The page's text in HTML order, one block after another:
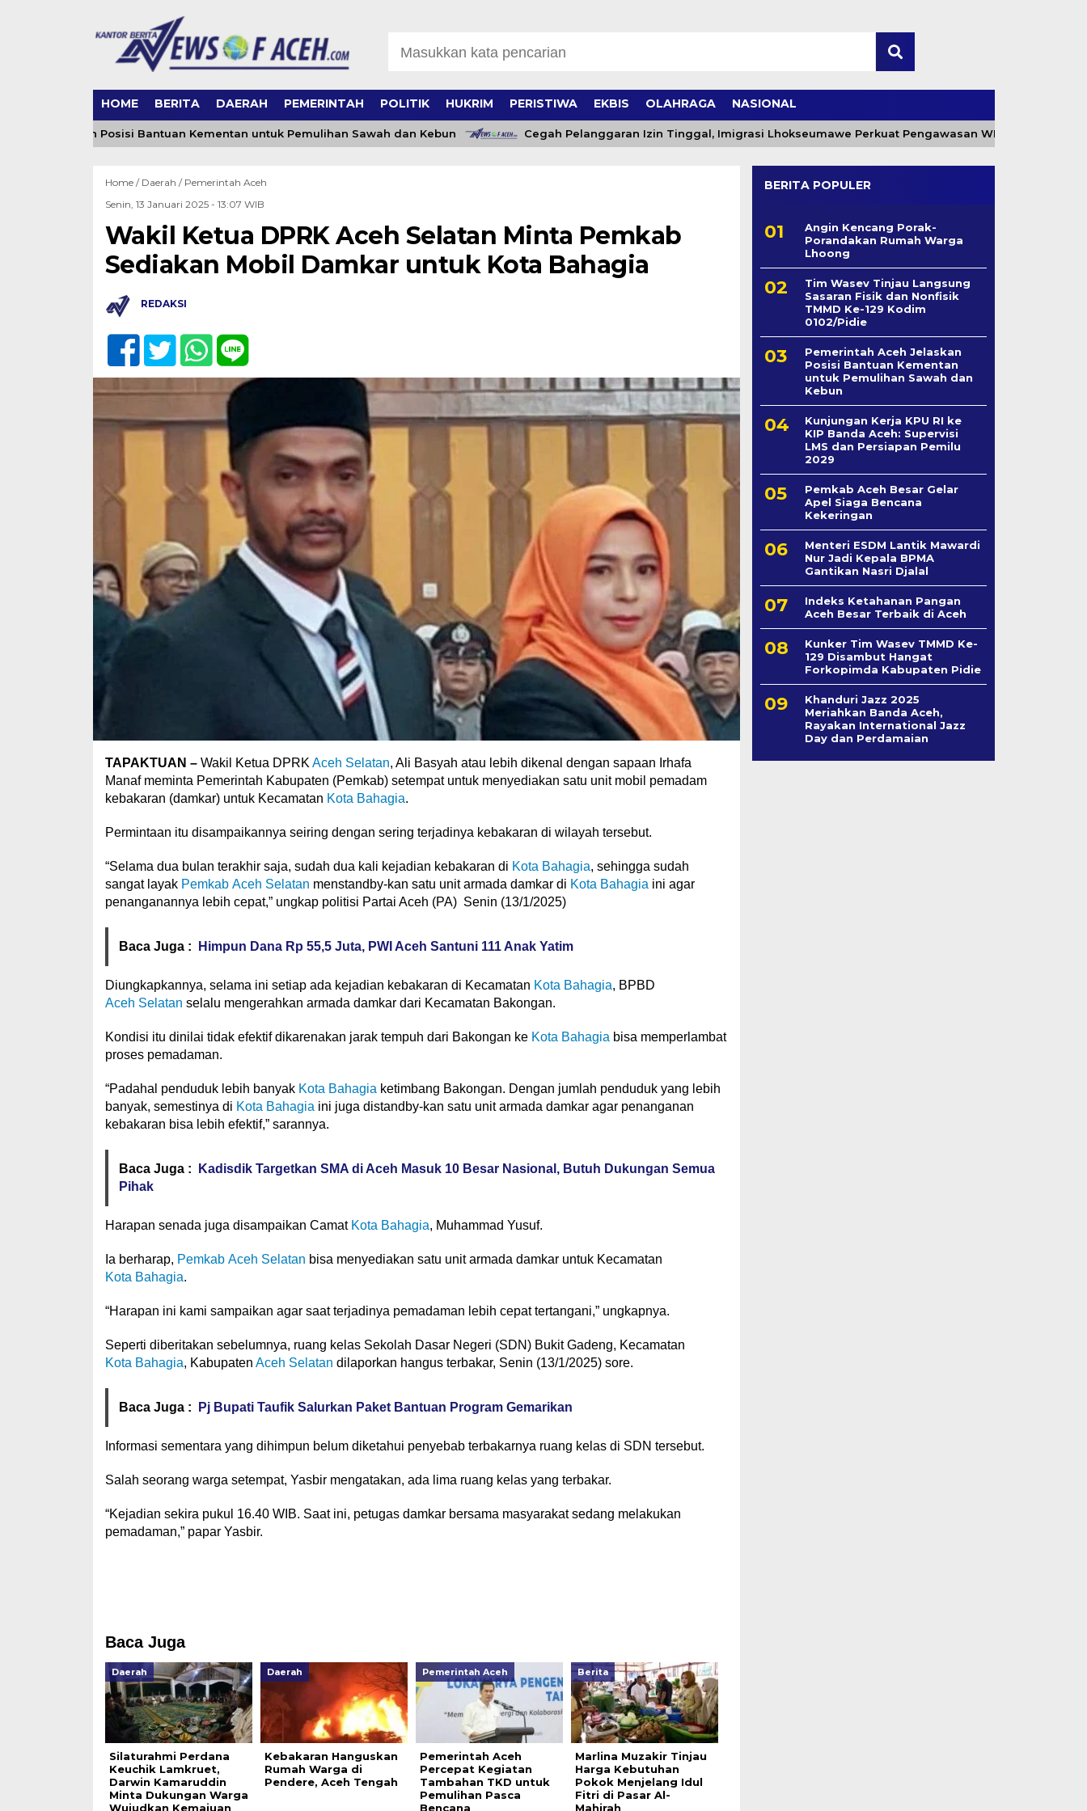
HOME BERITA DAERAH PEMERINTAH POLITIK HUKRIM PERISTIWA EKBIS OLAHRAGA NASIONAL
Jelaskan Posisi Bantuan Kementan untuk Pemulihan Sawah dan Kebun Cegah Pelanggaran Izin Tinggal, Imigrasi Lhokseumawe Perkuat Pengawasan WNA Lewat Timpora
Home / Daerah / Pemerintah Aceh
Senin, 13 Januari 2025 - 13:07 WIB
Wakil Ketua DPRK Aceh Selatan Minta Pemkab
Sediakan Mobil Damkar untuk Kota Bahagia
REDAKSI
TAPAKTUAN –Wakil Ketua DPRK Aceh Selatan, Ali Basyah atau lebih dikenal dengan sapaan Irhafa
Manaf meminta Pemerintah Kabupaten (Pemkab) setempat untuk menyediakan satu unit mobil pemadam
kebakaran (damkar) untuk Kecamatan Kota Bahagia.
Permintaan itu disampaikannya seiring dengan sering terjadinya kebakaran di wilayah tersebut.
“Selama dua bulan terakhir saja, sudah dua kali kejadian kebakaran di Kota Bahagia, sehingga sudah
sangat layak Pemkab Aceh Selatan menstandby-kan satu unit armada damkar di Kota Bahagia ini agar
penanganannya lebih cepat,” ungkap politisi Partai Aceh (PA) Senin (13/1/2025)
Baca Juga : Himpun Dana Rp 55,5 Juta, PWI Aceh Santuni 111 Anak Yatim
Diungkapkannya, selama ini setiap ada kejadian kebakaran di Kecamatan Kota Bahagia, BPBD
Aceh Selatan selalu mengerahkan armada damkar dari Kecamatan Bakongan.
Kondisi itu dinilai tidak efektif dikarenakan jarak tempuh dari Bakongan ke Kota Bahagia bisa memperlambat
proses pemadaman.
“Padahal penduduk lebih banyak Kota Bahagia ketimbang Bakongan. Dengan jumlah penduduk yang lebih
banyak, semestinya di Kota Bahagia ini juga distandby-kan satu unit armada damkar agar penanganan
kebakaran bisa lebih efektif,” sarannya.
Baca Juga :
Kadisdik Targetkan SMA di Aceh Masuk 10 Besar Nasional, Butuh Dukungan Semua
Pihak
Harapan senada juga disampaikan Camat Kota Bahagia, Muhammad Yusuf.
Ia berharap, Pemkab Aceh Selatan bisa menyediakan satu unit armada damkar untuk Kecamatan
Kota Bahagia.
“Harapan ini kami sampaikan agar saat terjadinya pemadaman lebih cepat tertangani,” ungkapnya.
Seperti diberitakan sebelumnya, ruang kelas Sekolah Dasar Negeri (SDN) Bukit Gadeng, Kecamatan
Kota Bahagia, Kabupaten Aceh Selatan dilaporkan hangus terbakar, Senin (13/1/2025) sore.
Baca Juga : Pj Bupati Taufik Salurkan Paket Bantuan Program Gemarikan
Informasi sementara yang dihimpun belum diketahui penyebab terbakarnya ruang kelas di SDN tersebut.
Salah seorang warga setempat, Yasbir mengatakan, ada lima ruang kelas yang terbakar.
“Kejadian sekira pukul 16.40 WIB. Saat ini, petugas damkar bersama masyarakat sedang melakukan
pemadaman,” papar Yasbir.
Baca Juga
Daerah
Silaturahmi Perdana
Keuchik Lamkruet,
Darwin Kamaruddin
Minta Dukungan Warga
Wujudkan Kemajuan
Daerah
Kebakaran Hanguskan
Rumah Warga di
Pendere, Aceh Tengah
Pemerintah Aceh
Pemerintah Aceh
Percepat Kegiatan
Tambahan TKD untuk
Pemulihan Pasca
Bencana
Berita
Marlina Muzakir Tinjau
Harga Kebutuhan
Pokok Menjelang Idul
Fitri di Pasar Al-
Mahirah
BERITA POPULER
Angin Kencang Porak-
Porandakan Rumah Warga
Lhoong
Tim Wasev Tinjau Langsung
Sasaran Fisik dan Nonfisik
TMMD Ke-129 Kodim
0102/Pidie
Pemerintah Aceh Jelaskan
Posisi Bantuan Kementan
untuk Pemulihan Sawah dan
Kebun
Kunjungan Kerja KPU RI ke
KIP Banda Aceh: Supervisi
LMS dan Persiapan Pemilu
2029
Pemkab Aceh Besar Gelar
Apel Siaga Bencana
Kekeringan
Menteri ESDM Lantik Mawardi
Nur Jadi Kepala BPMA
Gantikan Nasri Djalal
Indeks Ketahanan Pangan
Aceh Besar Terbaik di Aceh
Kunker Tim Wasev TMMD Ke-
129 Disambut Hangat
Forkopimda Kabupaten Pidie
Khanduri Jazz 2025
Meriahkan Banda Aceh,
Rayakan International Jazz
Day dan Perdamaian